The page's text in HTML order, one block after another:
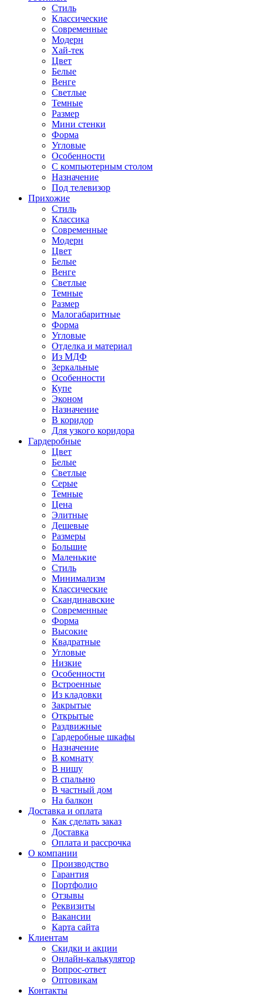
Стиль
Классические
Современные
Модерн
Хай-тек
Цвет
Белые
Венге
Светлые
Темные
Размер
Мини стенки
Форма
Угловые
Особенности
С компьютерным столом
Назначение
Под телевизор
Прихожие
Стиль
Классика
Современные
Модерн
Цвет
Белые
Венге
Светлые
Темные
Размер
Малогабаритные
Форма
Угловые
Отделка и материал
Из МДФ
Зеркальные
Особенности
Купе
Эконом
Назначение
В коридор
Для узкого коридора
Гардеробные
Цвет
Белые
Светлые
Серые
Темные
Цена
Элитные
Дешевые
Размеры
Большие
Маленькие
Стиль
Минимализм
Классические
Скандинавские
Современные
Форма
Высокие
Квадратные
Угловые
Низкие
Особенности
Встроенные
Из кладовки
Закрытые
Открытые
Раздвижные
Гардеробные шкафы
Назначение
В комнату
В нишу
В спальню
В частный дом
На балкон
Доставка и оплата
Как сделать заказ
Доставка
Оплата и рассрочка
О компании
Производство
Гарантия
Портфолио
Отзывы
Реквизиты
Вакансии
Карта сайта
Клиентам
Скидки и акции
Онлайн-калькулятор
Вопрос-ответ
Оптовикам
Контакты